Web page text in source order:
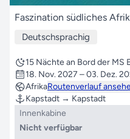
Faszination südliches
Deutschsprachig
15 Nächte an Bord der MS
18. Nov. 2027 – 03. Dez.
AfrikaRoutenverlauf
Kapstadt → Kapstadt
Innenkabine
Nicht verfügbar